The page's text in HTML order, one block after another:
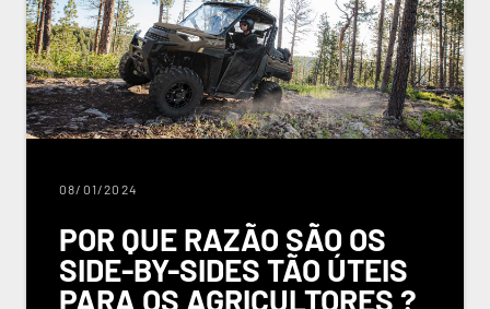
08/01/2024
POR QUE RAZÃO SÃO OS
SIDE-BY-SIDES TÃO ÚTEIS
PARA OS AGRICULTORES ?